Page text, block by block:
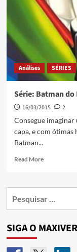
Análises SÉRIES
Série: Batman
16/03/2015
2
Consegue imaginar
capa, e com ótimas
Batman...
Read More
SIGA O